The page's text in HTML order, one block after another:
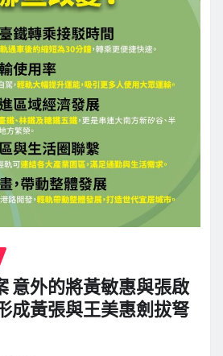
意外的將黃敏惠與張啟
成黃張與王美惠劍拔弩